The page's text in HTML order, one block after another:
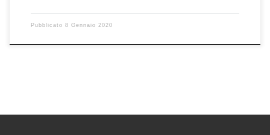
Pubblicato 8 Gennaio 2020